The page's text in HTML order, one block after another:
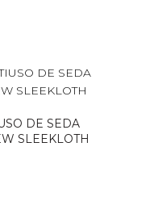
DE SEDA
SLEEKLOTH